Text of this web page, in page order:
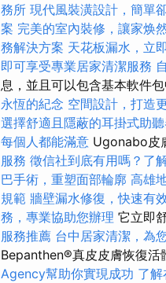
務所 現代風裝潢設計，簡單
案 完美的室內裝修，讓家焕
務解決方案 天花板漏水，立
即可享受專業居家清潔服務
息，並且可以包含基本軟件
永恆的紀念 空間設計，打造
選擇舒適且隱蔽的耳掛式助
每個人都能滿意 Ugonabo皮
服務 徵信社到底有用嗎？了
巴手術，重塑面部輪廓 高雄
規範 牆壁漏水修復，快速有
務，專業協助您辦理 它立即
服務推薦 台中居家清潔，為
Bepanthen®真皮皮膚恢復活
Agency幫助你實現成功 了